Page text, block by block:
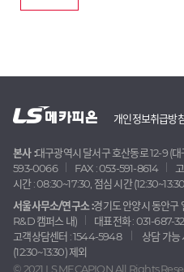
개인정보취급방
본사 :대구광역시 달서구 호산동로 12-9 (
593-0066
FAX : 053-591-8614
시간 : 08:30~17:30, 점심 시간
서울사무소/연구소 :경기도 안양시 동안구
R&D 캠퍼스 내)
대표전화 : 031-687-
고객상담센터 : 1544-5948
상담 가능
(12:30~13:30) 제외
© 2021 LS MECAPION All Rights